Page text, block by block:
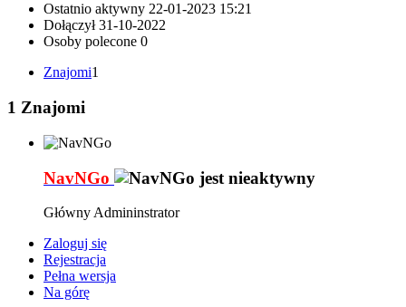
Ostatnio aktywny 22-01-2023 15:21
Dołączył 31-10-2022
Osoby polecone 0
Znajomi1
1 Znajomi
NavNGo
Główny Admininstrator
Zaloguj się
Rejestracja
Pełna wersja
Na górę